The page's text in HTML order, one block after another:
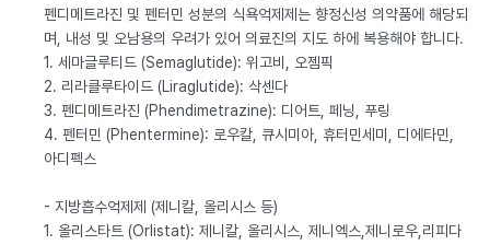
펜디메트라진 및 펜터민 성분의 식욕억제제는 향정신성 의약품에 해당되
며, 내성 및 오남용의 우려가 있어 의료진의 지도 하에 복용해야 합니다.
1. 세마글루티드 (Semaglutide): 위고비, 오젬픽
2. 리라클루타이드 (Liraglutide): 삭센다
3. 펜디메트라진 (Phendimetrazine): 디어트, 페닝, 푸링
4. 펜터민 (Phentermine): 로우칼, 큐시미아, 휴터민세미, 디에타민,
아디펙스
- 지방흡수억제제 (제니칼, 올리시스 등)
1. 올리스타트 (Orlistat): 제니칼, 올리시스, 제니엑스,제니로우,리피다